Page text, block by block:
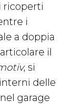
ricoperti
i
a doppia
il
, si
delle
garage